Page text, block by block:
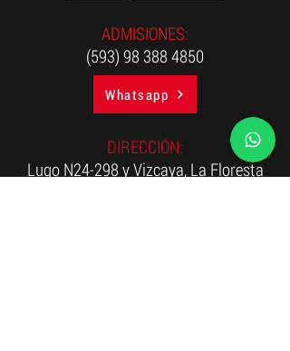
ADMISIONES:
(593) 98 388 4850
DIRECCIÓN:
Lugo N24-298 y Vizcaya, La Floresta
Whatsapp